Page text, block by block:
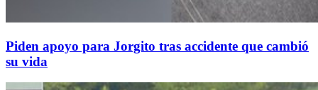
Piden apoyo para Jorgito tras accidente que cambió
su vida